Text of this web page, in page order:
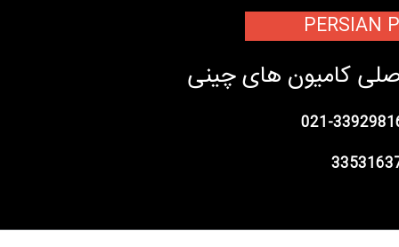
PERSIAN
کامیون های چینی
021-